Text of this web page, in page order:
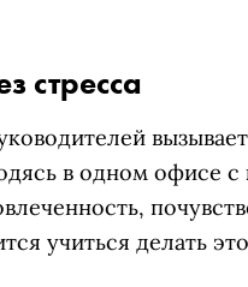
стресса
вызывает
в одном офисе
учиться делать